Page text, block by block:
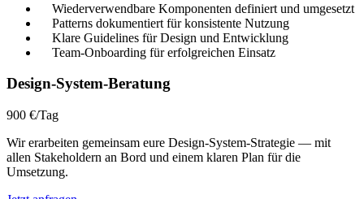
Wiederverwendbare Komponenten definiert und umgesetzt
Patterns dokumentiert für konsistente Nutzung
Klare Guidelines für Design und Entwicklung
Team-Onboarding für erfolgreichen Einsatz
Design-System-Beratung
900 €/Tag
Wir erarbeiten gemeinsam eure Design-System-Strategie — mit
allen Stakeholdern an Bord und einem klaren Plan für die
Umsetzung.